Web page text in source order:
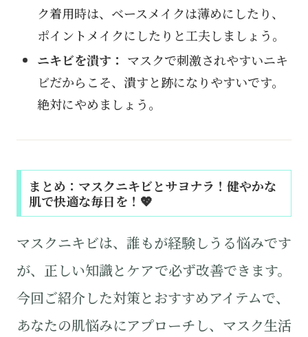
ク着用時は、ベースメイクは薄めにしたり、
ポイントメイクにしたりと工夫しましょう。
ニキビを潰す： マスクで刺激されやすいニキ
ビだからこそ、潰すと跡になりやすいです。
絶対にやめましょう。
まとめ：マスクニキビとサヨナラ！健やかな
肌で快適な毎日を！💖
マスクニキビは、誰もが経験しうる悩みです
が、正しい知識とケアで必ず改善できます。
今回ご紹介した対策とおすすめアイテムで、
あなたの肌悩みにアプローチし、マスク生活